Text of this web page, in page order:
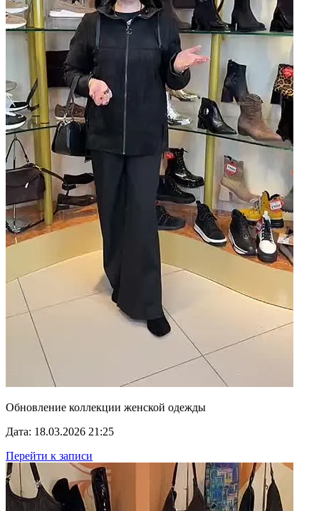
Обновление коллекции женской одежды
Дата: 18.03.2026 21:25
Перейти к записи